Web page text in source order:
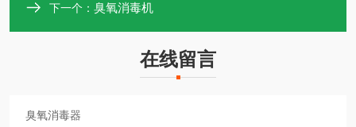
下一个： 臭氧消毒机
在线留言